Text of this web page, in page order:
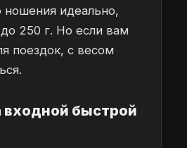
идеально,
250 г. Но если вам
поездок, с весом
быстрой